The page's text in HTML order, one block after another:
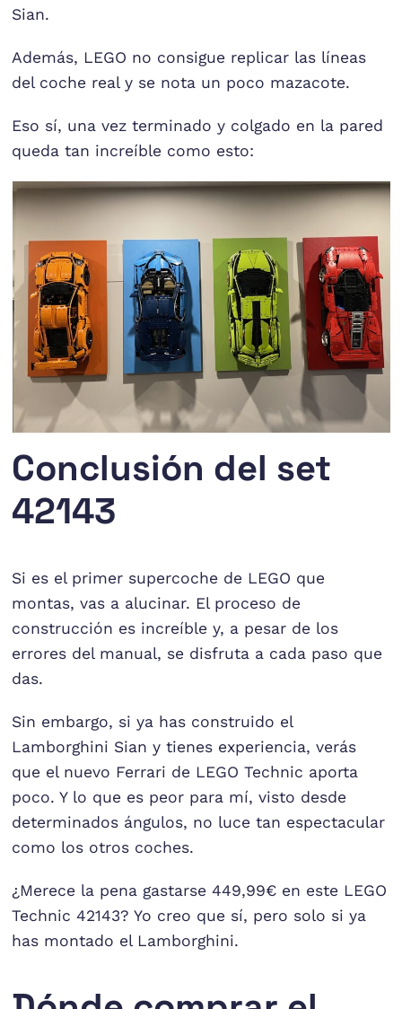
Sian.
Además, LEGO no consigue replicar las líneas
del coche real y se nota un poco mazacote.
Eso sí, una vez terminado y colgado en la pared
queda tan increíble como esto:
Conclusión del set
42143
Si es el primer supercoche de LEGO que
montas, vas a alucinar. El proceso de
construcción es increíble y, a pesar de los
errores del manual, se disfruta a cada paso que
das.
Sin embargo, si ya has construido el
Lamborghini Sian y tienes experiencia, verás
que el nuevo Ferrari de LEGO Technic aporta
poco. Y lo que es peor para mí, visto desde
determinados ángulos, no luce tan espectacular
como los otros coches.
¿Merece la pena gastarse 449,99€ en este LEGO
Technic 42143? Yo creo que sí, pero solo si ya
has montado el Lamborghini.